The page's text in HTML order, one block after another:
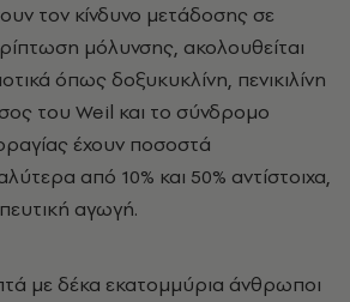
τον κίνδυνο μετάδοσης σε
μόλυνσης, ακολουθείται
όπως δοξυκυκλίνη, πενικιλίνη
του Weil και το σύνδρομο
έχουν ποσοστά
από 10% και 50% αντίστοιχα,
αγωγή.
με δέκα εκατομμύρια άνθρωποι